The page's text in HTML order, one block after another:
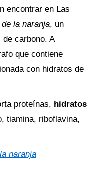
encontrar en Las
la naranja, un
carbono. A
que contiene
con hidratos de
proteínas, hidratos
tiamina, riboflavina,
naranja